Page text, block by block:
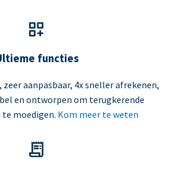
functies
aanpasbaar, 4x sneller afrekenen,
en ontworpen om terugkerende
te moedigen. Kom meer te weten